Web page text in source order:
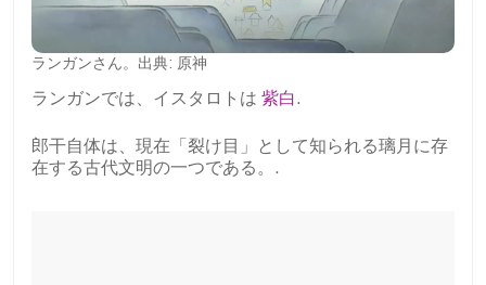
ランガンさん。出典: 原神
ランガンでは、イスタロトは 紫白.
郎干自体は、現在「裂け目」として知られる璃月に存
在する古代文明の一つである。.